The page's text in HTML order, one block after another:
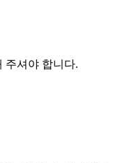
주셔야 합니다.